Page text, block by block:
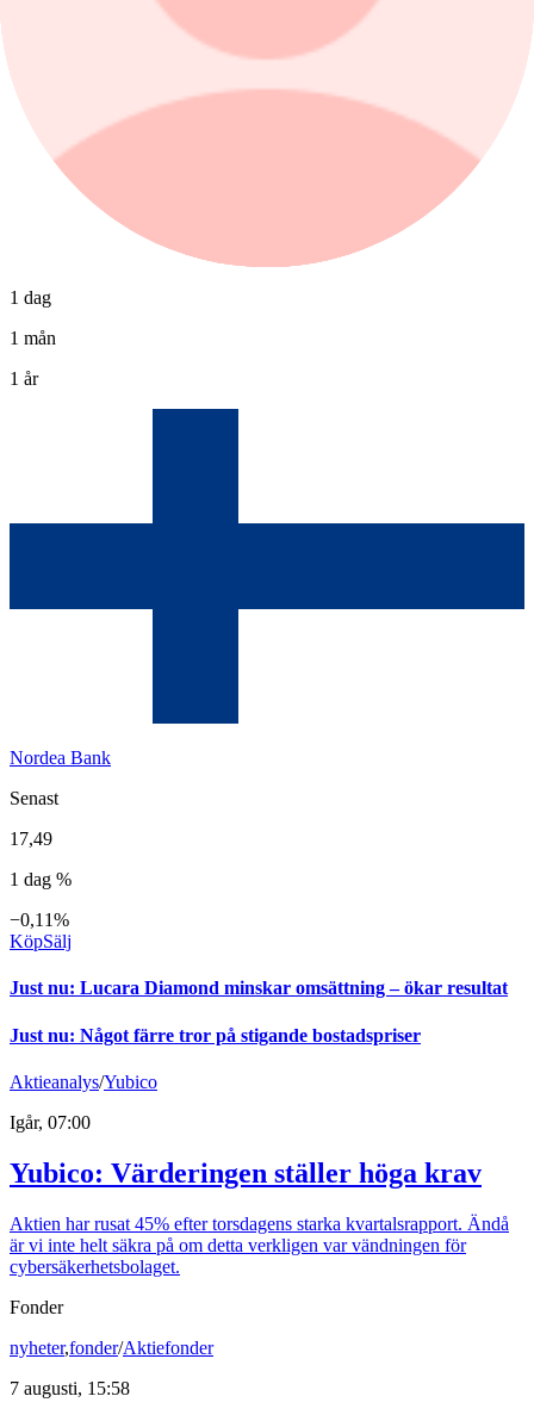
1 dag
1 mån
1 år
Nordea Bank
Senast
17,49
1 dag %
−0,11%
KöpSälj
Just nu: Lucara Diamond minskar omsättning – ökar resultat
Just nu: Något färre tror på stigande bostadspriser
Aktieanalys/Yubico
Igår, 07:00
Yubico: Värderingen ställer höga krav
Aktien har rusat 45% efter torsdagens starka kvartalsrapport. Ändå
är vi inte helt säkra på om detta verkligen var vändningen för
cybersäkerhetsbolaget.
Fonder
nyheter,fonder/Aktiefonder
7 augusti, 15:58